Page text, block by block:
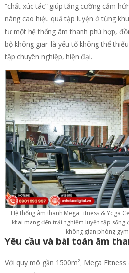
“chất xúc tác” giúp tăng cường cảm
nâng cao hiệu quả tập luyện ở từng
tư một hệ thống âm thanh phù hợp,
bộ không gian là yếu tố không thể
tập chuyên nghiệp, hiện đại.
Hệ thống âm thanh Mega Fitness & Yoga
khai mang đến trải nghiệm luyện tập sống
không gian phòng
Yêu cầu và bài toán âm
Với quy mô gần 1500m², Mega